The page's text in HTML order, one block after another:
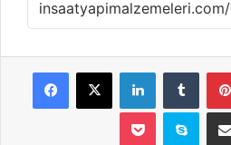
Facebook
X LinkedIn
Pocket